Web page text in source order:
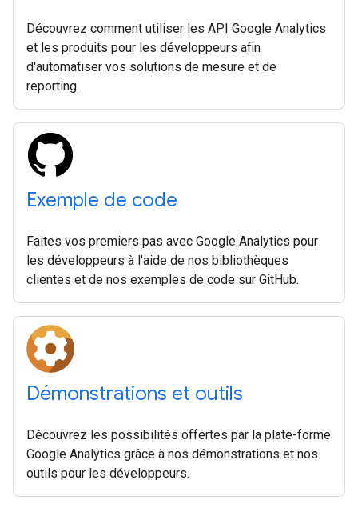
Découvrez comment utiliser les API Google Analytics
et les produits pour les développeurs afin
d'automatiser vos solutions de mesure et de
reporting.
Exemple de code
Faites vos premiers pas avec Google Analytics pour
les développeurs à l'aide de nos bibliothèques
clientes et de nos exemples de code sur GitHub.
Démonstrations et outils
Découvrez les possibilités offertes par la plate-forme
Google Analytics grâce à nos démonstrations et nos
outils pour les développeurs.